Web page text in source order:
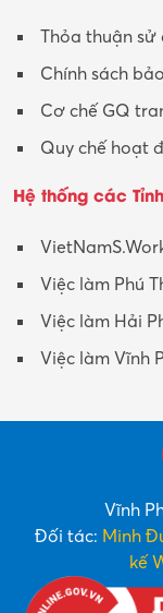
Thỏa thuận sử
Chính sách
Cơ chế GQ
Quy chế hoạt
Hệ thống các Tỉnh
Việc làm Phú
Việc làm Hải
Việc làm Vĩnh
Vĩnh
Đối tác: Minh
kế